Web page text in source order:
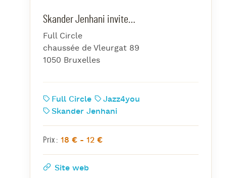
Jazz Nights
Les Midis-Jazz
Jazz au Pavillon
Jazz & Jam at CBG
Skander Jenhani invite…
Full Circle
chaussée de Vleurgat 89
1050 Bruxelles
Full Circle
Jazz4you
Skander Jenhani
Prix : 18 € - 12 €
Site web